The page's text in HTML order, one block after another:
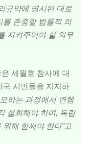
규약에 명시된 대로
를 존중할 법률적 의
지켜주어야 할 의무
세월호 참사에 대
국 시민들을 지지하
하는 과정에서 연행
철회해야 하며, 독립
해 힘써야 한다”고